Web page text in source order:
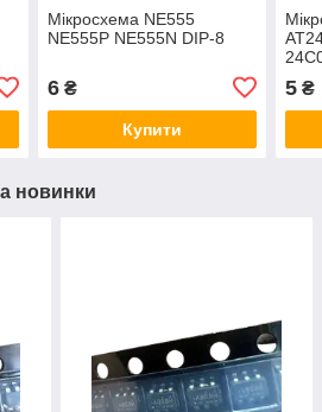
Мікросхема NE555
NE555P NE555N DIP-8
6₴
Купити
5 ₴
новинки